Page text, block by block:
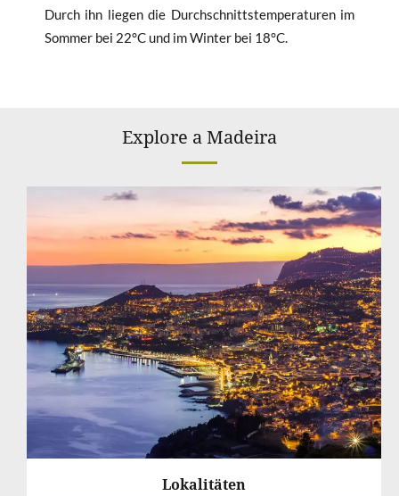
Durch ihn liegen die Durchschnittstemperaturen im
Sommer bei 22°C und im Winter bei 18°C.
Explore a Madeira
Lokalitäten